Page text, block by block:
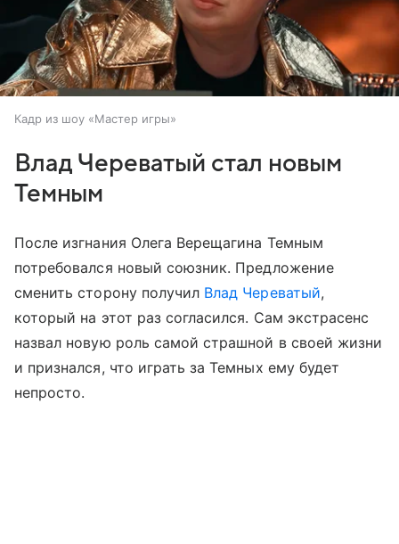
Кадр из шоу «Мастер игры»
Влад Череватый стал новым
Темным
После изгнания Олега Верещагина Темным
потребовался новый союзник. Предложение
сменить сторону получил Влад Череватый,
который на этот раз согласился. Сам экстрасенс
назвал новую роль самой страшной в своей жизни
и признался, что играть за Темных ему будет
непросто.